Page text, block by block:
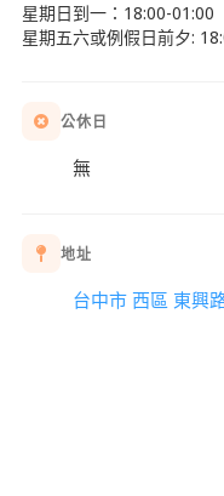
星期日到一：18:00-01:00
星期五六或例假日前夕:
公休日
無
地址
台中市 西區 東興